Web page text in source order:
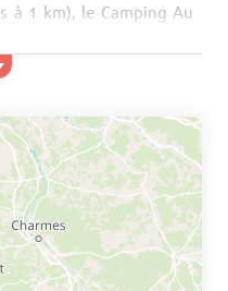
à 1 km), le Camping Au
avec les animaux
Toits du Dévoluy (132€